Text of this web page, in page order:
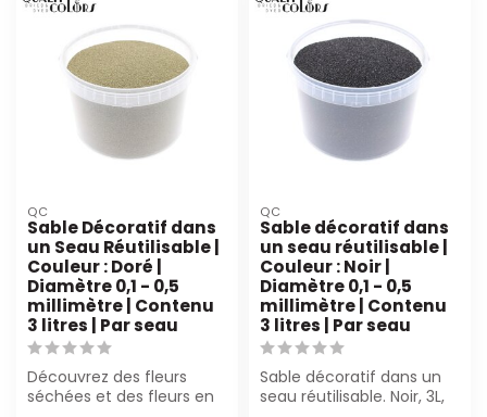
QC
Sable Décoratif dans
un Seau Réutilisable |
Couleur : Doré |
Diamètre 0,1 - 0,5
millimètre | Contenu
3 litres | Par seau
Découvrez des fleurs
séchées et des fleurs en
QC
Sable décoratif dans
un seau réutilisable |
Couleur : Noir |
Diamètre 0,1 - 0,5
millimètre | Contenu
3 litres | Par seau
Sable décoratif dans un
seau réutilisable. Noir, 3L,